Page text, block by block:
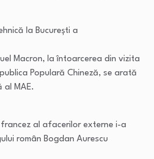
la București a
Macron, la întoarcerea din vizita
Populară Chineză, se arată
al MAE.
al afacerilor externe i-a
român Bogdan Aurescu